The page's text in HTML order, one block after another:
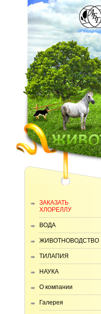
ЗАКАЗАТЬ
ХЛОРЕЛЛУ
ВОДА
ЖИВОТНОВОДСТВО
ТИЛАПИЯ
НАУКА
О компании
Галерея